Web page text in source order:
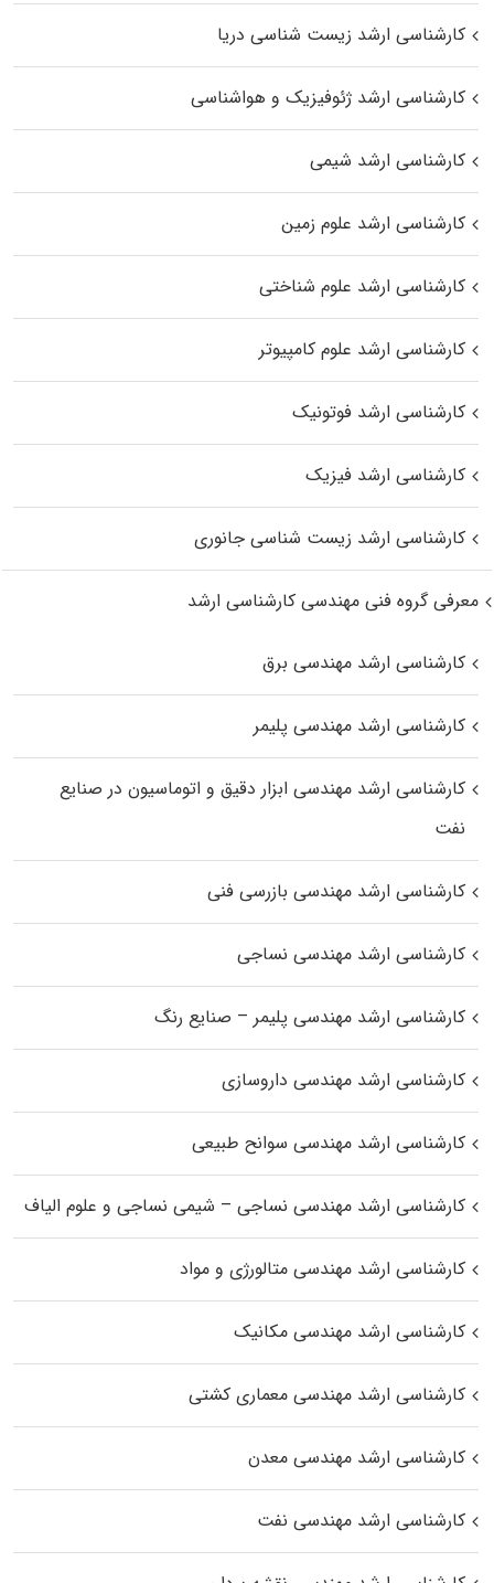
کارشناسی ارشد زیست‌ شناسی دریا
کارشناسی ارشد ژئوفیزیک و هواشناسی
کارشناسی ارشد شیمی
کارشناسی ارشد علوم زمین
کارشناسی ارشد علوم شناختی
کارشناسی ارشد علوم کامپیوتر
کارشناسی ارشد فوتونیک
کارشناسی ارشد فیزیک
کارشناسی ارشد زیست‌ شناسی جانوری
معرفی گروه فنی مهندسی کارشناسی ارشد
کارشناسی ارشد مهندسی برق
کارشناسی ارشد مهندسی پلیمر
کارشناسی ارشد مهندسی ابزار دقیق و اتوماسیون در صنایع
نفت
کارشناسی ارشد مهندسی بازرسی فنی
کارشناسی ارشد مهندسی نساجی
کارشناسی ارشد مهندسی پلیمر – صنایع رنگ
کارشناسی ارشد مهندسی داروسازی
کارشناسی ارشد مهندسی سوانح طبیعی
کارشناسی ارشد مهندسی نساجی – شیمی نساجی و علوم الیاف
کارشناسی ارشد مهندسی متالورژی و مواد
کارشناسی ارشد مهندسی مکانیک
کارشناسی ارشد مهندسی معماری کشتی
کارشناسی ارشد مهندسی معدن
کارشناسی ارشد مهندسی نفت